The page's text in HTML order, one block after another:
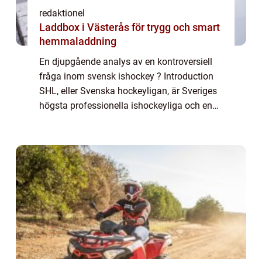
redaktionel
Laddbox i Västerås för trygg och smart
hemmaladdning
En djupgående analys av en kontroversiell
fråga inom svensk ishockey ? Introduction
SHL, eller Svenska hockeyligan, är Sveriges
högsta professionella ishockeyliga och en